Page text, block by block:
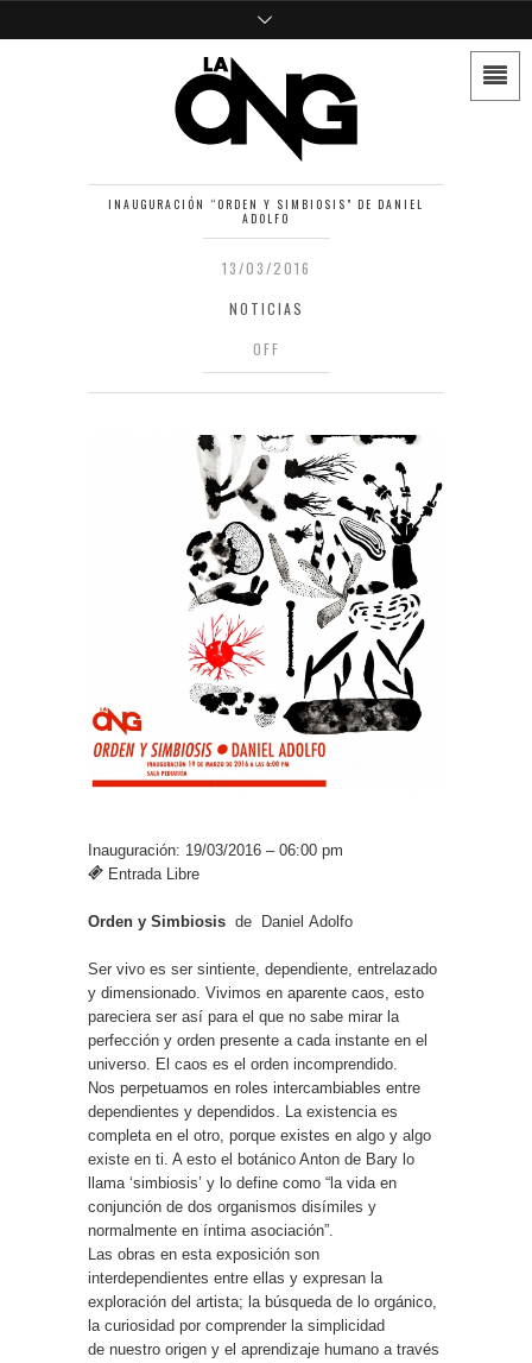
INAUGURACIÓN “ORDEN Y SIMBIOSIS” DE DANIEL
ADOLFO
13/03/2016
NOTICIAS
OFF
Inauguración: 19/03/2016 – 06:00 pm
Entrada Libre
Orden y Simbiosis de Daniel Adolfo
Ser vivo es ser sintiente, dependiente, entrelazado
y dimensionado. Vivimos en aparente caos, esto
pareciera ser así para el que no sabe mirar la
perfección y orden presente a cada instante en el
universo. El caos es el orden incomprendido.
Nos perpetuamos en roles intercambiables entre
dependientes y dependidos. La existencia es
completa en el otro, porque existes en algo y algo
existe en ti. A esto el botánico Anton de Bary lo
llama ‘simbiosis’ y lo define como “la vida en
conjunción de dos organismos disímiles y
normalmente en íntima asociación”.
Las obras en esta exposición son
interdependientes entre ellas y expresan la
exploración del artista; la búsqueda de lo orgánico,
la curiosidad por comprender la simplicidad
de nuestro origen y el aprendizaje humano a través